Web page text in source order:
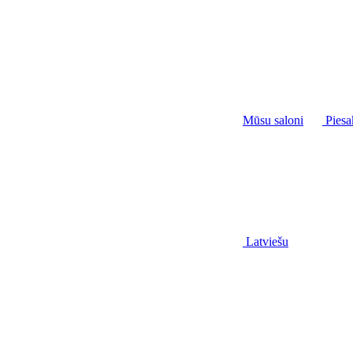
Mūsu saloni
Latviešu